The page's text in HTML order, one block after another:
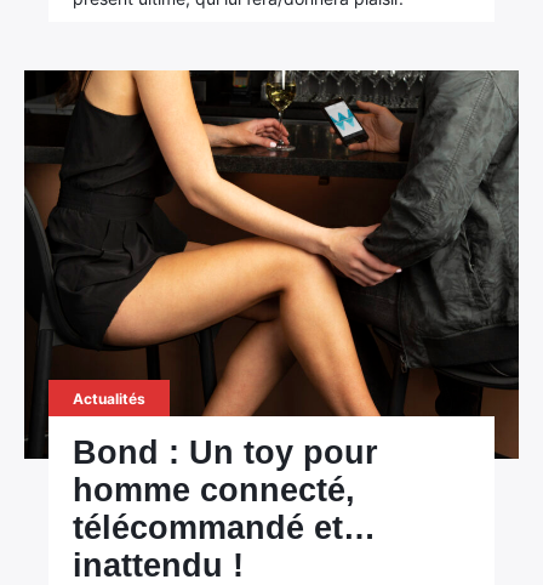
Actualités
Bond : Un toy pour
homme connecté,
télécommandé et…
inattendu !